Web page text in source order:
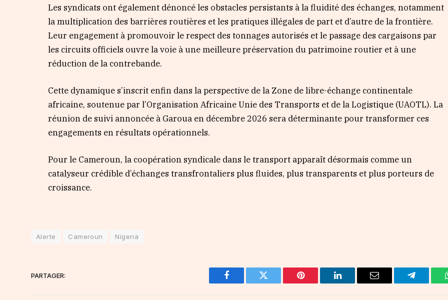
Les syndicats ont également dénoncé les obstacles persistants à la fluidité des échanges, notamment
la multiplication des barrières routières et les pratiques illégales de part et d’autre de la frontière.
Leur engagement à promouvoir le respect des tonnages autorisés et le passage des cargaisons par
les circuits officiels ouvre la voie à une meilleure préservation du patrimoine routier et à une
réduction de la contrebande.
Cette dynamique s’inscrit enfin dans la perspective de la Zone de libre-échange continentale
africaine, soutenue par l’Organisation Africaine Unie des Transports et de la Logistique (UAOTL). La
réunion de suivi annoncée à Garoua en décembre 2026 sera déterminante pour transformer ces
engagements en résultats opérationnels.
Pour le Cameroun, la coopération syndicale dans le transport apparaît désormais comme un
catalyseur crédible d’échanges transfrontaliers plus fluides, plus transparents et plus porteurs de
croissance.
Alerte Cameroun Nigeria
PARTAGER:
Facebook Twitter Pinterest LinkedIn Email Telegram